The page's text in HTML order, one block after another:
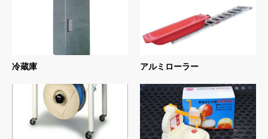
冷蔵庫 アルミローラー